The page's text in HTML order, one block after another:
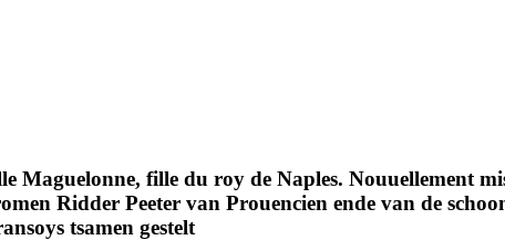
Maguelonne, fille du roy de Naples. Nouuellement
Ridder Peeter van Prouencien ende van de
tsamen gestelt